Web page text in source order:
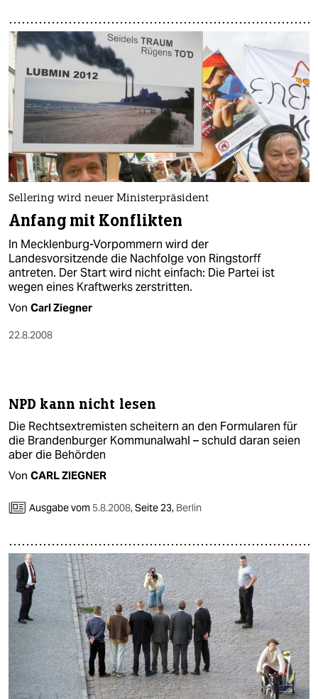
Sellering wird neuer Ministerpräsident
Anfang mit Konflikten
In Mecklenburg-Vorpommern wird der
Landesvorsitzende die Nachfolge von Ringstorff
antreten. Der Start wird nicht einfach: Die Partei ist
wegen eines Kraftwerks zerstritten.
Von Carl Ziegner
22.8.2008
NPD kann nicht lesen
Die Rechtsextremisten scheitern an den Formularen für
die Brandenburger Kommunalwahl – schuld daran seien
aber die Behörden
Von CARL ZIEGNER
Ausgabe vom 5.8.2008,Seite 23, Berlin